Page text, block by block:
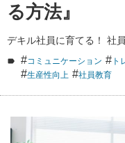
る方法』
デキル社員に育てる！ 社
#コミュニケーション # ト
#生産性向上 #社員教育